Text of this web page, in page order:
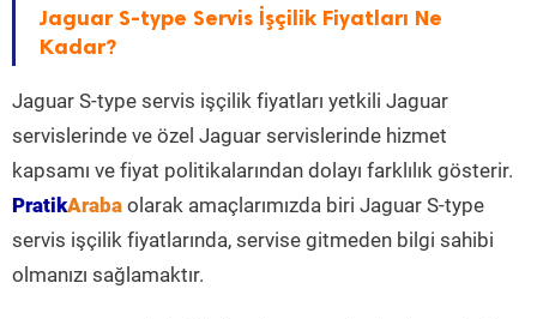
Jaguar S-type Servis İşçilik Fiyatları Ne
Kadar?
Jaguar S-type servis işçilik fiyatları yetkili Jaguar
servislerinde ve özel Jaguar servislerinde hizmet
kapsamı ve fiyat politikalarından dolayı farklılık gösterir.
PratikAraba olarak amaçlarımızda biri Jaguar S-type
servis işçilik fiyatlarında, servise gitmeden bilgi sahibi
olmanızı sağlamaktır.